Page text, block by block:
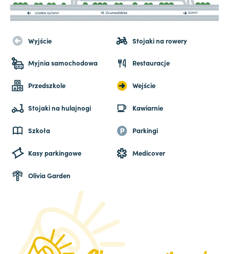
Wyjście Stojaki na rowery
Myjnia samochodowa Restauracje
Przedszkole Wejście
Stojaki na hulajnogi Kawiarnie
Szkoła Parkingi
Kasy parkingowe Medicover
Olivia Garden